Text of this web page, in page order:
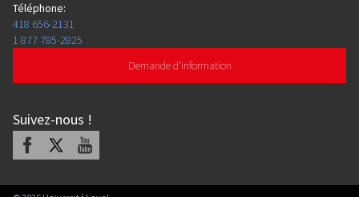
Téléphone:
418 656-2131
1 877 785-2825
Demande d'information
Suivez-nous !
Facebook Youtube